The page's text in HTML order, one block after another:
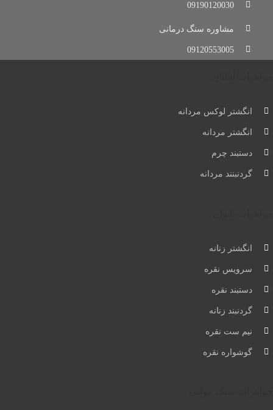
09190120030
مشاوره سنگ درمانی
09120553005
انگشتر لوکس مردانه
انگشتر مردانه
دستبند چرم
گردنبنند مردانه
انگشتر زنانه
سرویس نقره
دستبند نقره
گردنبند زنانه
نیم ست نقره
گوشواره نقره